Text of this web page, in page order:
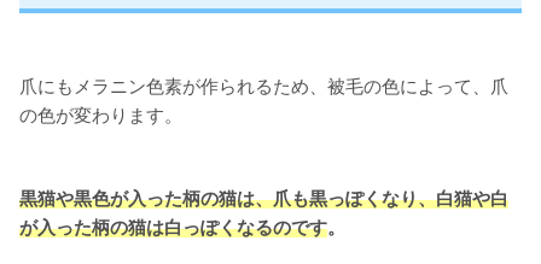
爪にもメラニン色素が作られるため、被毛の色によって、爪
の色が変わります。
黒猫や黒色が入った柄の猫は、爪も黒っぽくなり、白猫や白
が入った柄の猫は白っぽくなるのです。